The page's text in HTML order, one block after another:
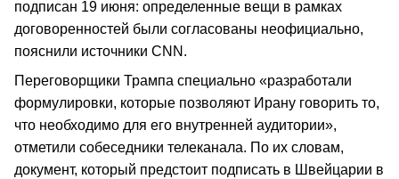
подписан 19 июня: определенные вещи в рамках
договоренностей были согласованы неофициально,
пояснили источники CNN.
Переговорщики Трампа специально «разработали
формулировки, которые позволяют Ирану говорить то,
что необходимо для его внутренней аудитории»,
отметили собеседники телеканала. По их словам,
документ, который предстоит подписать в Швейцарии в